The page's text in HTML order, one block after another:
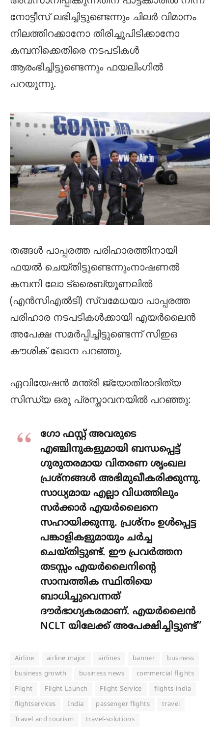
നോട്ടീസ് ലഭിച്ചിട്ടുണ്ടെന്നും ചിലർ വിമാനം
നിലത്തിറക്കാനോ തിരിച്ചുപിടിക്കാനോ
കമ്പനിക്കെതിരെ നടപടികൾ
ആരംഭിച്ചിട്ടുണ്ടെന്നും ഫയലിംഗിൽ
പറയുന്നു.
തങ്ങൾ പാപ്പരത്ത പരിഹാരത്തിനായി
ഫയൽ ചെയ്തിട്ടുണ്ടെന്നുംനാഷണൽ
കമ്പനി ലോ ട്രൈബ്യൂണലിൽ
(എൻസിഎൽടി) സ്വമേധയാ പാപ്പരത്ത
പരിഹാര നടപടികൾക്കായി എയർലൈൻ
അപേക്ഷ സമർപ്പിച്ചിട്ടുണ്ടെന്ന് സിഇഒ
കൗശിക് ഖോന പറഞ്ഞു.
ഏവിയേഷൻ മന്ത്രി ജ്യോതിരാദിത്യ
സിന്ധ്യ ഒരു പ്രസ്താവനയിൽ പറഞ്ഞു:
ഗോ ഫസ്റ്റ് അവരുടെ
എഞ്ചിനുകളുമായി ബന്ധപ്പെട്ട്
ഗുരുതരമായ വിതരണ ശൃംഖല
പ്രശ്‌നങ്ങൾ അഭിമുഖീകരിക്കുന്നു.
സാധ്യമായ എല്ലാ വിധത്തിലും
സർക്കാർ എയർലൈനെ
സഹായിക്കുന്നു. പ്രശ്‌നം ഉൾപ്പെട്ട
പങ്കാളികളുമായും ചർച്ച
ചെയ്തിട്ടുണ്ട്. ഈ പ്രവർത്തന
തടസ്സം എയർലൈനിന്റെ
സാമ്പത്തിക സ്ഥിതിയെ
ബാധിച്ചുവെന്നത്
ദൗർഭാഗ്യകരമാണ്. എയർലൈൻ
NCLT യിലേക്ക് അപേക്ഷിച്ചിട്ടുണ്ട്”
Airline airline major airlines banner
business
business growth
business news
commercial flights
Flight
Flight Launch Flight Service
flights india
flightservices
India passenger flights
travel
Travel and tourism
travel-solutions